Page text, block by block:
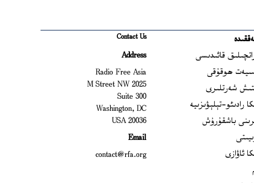
قائىدىسى
ھوقۇقى
شەرتلىرى
رادىئو-تېلېۋىزىيە
باشقۇرۇش
ئاۋازى
Contact Us
Address
Radio Free Asia
2025 M Street NW
Suite 300
Washington, DC
20036 USA
Email
contact@rfa.org